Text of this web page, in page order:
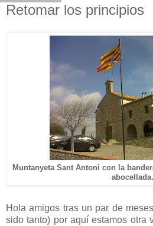
Retomar los principios
Muntanyeta Sant Antoni con la
abocellada.
Hola amigos tras un par de
sido tanto) por aquí estamos otra